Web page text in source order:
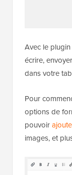
Avec le
écrire,
dans votre
Pour
options de
pouvoir
images, et